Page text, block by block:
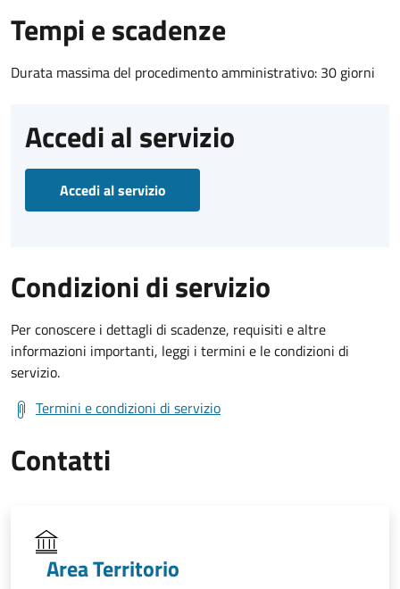
Tempi e scadenze
Durata massima del procedimento amministrativo: 30 giorni
Accedi al servizio
Accedi al servizio
Condizioni di servizio
Per conoscere i dettagli di scadenze, requisiti e altre
informazioni importanti, leggi i termini e le condizioni di
servizio.
Termini e condizioni di servizio
Contatti
Area Territorio